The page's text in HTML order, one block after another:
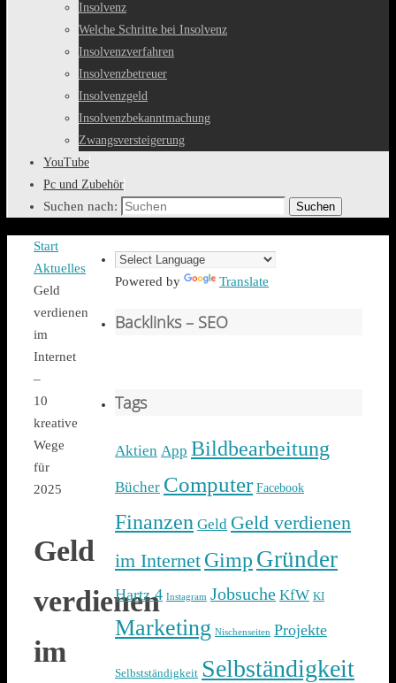
Insolvenz
Welche Schritte bei Insolvenz
Insolvenzverfahren
Insolvenzbetreuer
Insolvenzgeld
Insolvenzbekanntmachung
Zwangsversteigerung
YouTube
Pc und Zubehör
Suchen nach: Suchen
Start
Aktuelles
Geld
verdienen
im
Internet
–
10
kreative
Wege
für
2025
Geld
verdienen
im
Powered by Translate
Backlinks – SEO
Tags
Aktien App Bildbearbeitung
Bücher Computer Facebook
Finanzen Geld Geld verdienen
im Internet Gimp Gründer
Hartz 4 Instagram Jobsuche KfW KI
Marketing Nischenseiten Projekte
Selbstständigkeit Selbständigkeit